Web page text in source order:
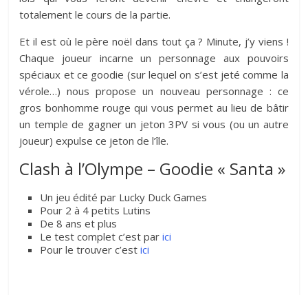
totalement le cours de la partie.
Et il est où le père noël dans tout ça ? Minute, j’y viens !
Chaque joueur incarne un personnage aux pouvoirs
spéciaux et ce goodie (sur lequel on s’est jeté comme la
vérole…) nous propose un nouveau personnage : ce
gros bonhomme rouge qui vous permet au lieu de bâtir
un temple de gagner un jeton 3PV si vous (ou un autre
joueur) expulse ce jeton de l’île.
Clash à l’Olympe – Goodie « Santa »
Un jeu édité par Lucky Duck Games
Pour 2 à 4 petits Lutins
De 8 ans et plus
Le test complet c’est parici
Pour le trouver c’estici